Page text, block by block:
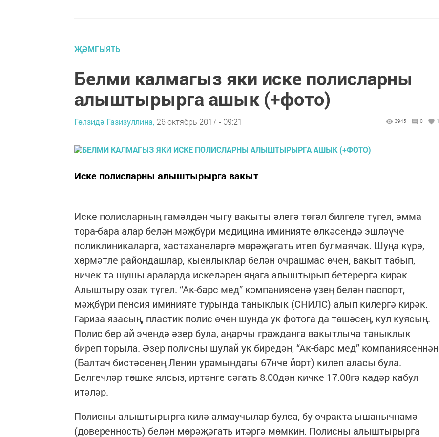
ҖӘМГЫЯТЬ
Белми калмагыз яки иске полисларны
алыштырырга ашык (+фото)
Гөлзидә Газизуллина, 26 октябрь 2017 - 09:21 3945 0 1
Иске полисларны алыштырырга вакыт
Иске полисларның гамәлдән чыгу вакыты әлегә төгәл билгеле түгел, әмма
тора-бара алар белән мәҗбүри медицина иминияте өлкәсендә эшләүче
поликлиникаларга, хастаханәләргә мөрәҗәгать итеп булмаячак. Шуңа күрә,
хөрмәтле райондашлар, кыенлыклар белән очрашмас өчен, вакыт табып,
ничек тә шушы араларда искеләрен яңага алыштырып бетерергә кирәк.
Алыштыру озак түгел. “Ак-барс мед” компаниясенә үзең белән паспорт,
мәҗбүри пенсия иминияте турында таныклык (СНИЛС) алып килергә кирәк.
Гариза язасың, пластик полис өчен шунда ук фотога да төшәсең, кул куясың.
Полис бер ай эчендә әзер була, аңарчы гражданга вакытлыча таныклык
биреп торыла. Әзер полисны шулай ук биредән, “Ак-барс мед” компаниясеннән
(Балтач бистәсенең Ленин урамындагы 67нче йорт) килеп аласы була.
Белгечләр төшке ялсыз, иртәнге сәгать 8.00дән кичке 17.00гә кадәр кабул
итәләр.
Полисны алыштырырга килә алмаучылар булса, бу очракта ышанычнамә
(доверенность) белән мөрәҗәгать итәргә мөмкин. Полисны алыштырырга